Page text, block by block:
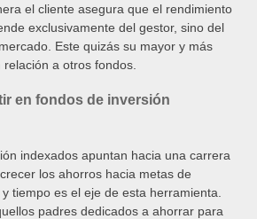
el cliente asegura que el rendimiento
exclusivamente del gestor, sino del
Este quizás su mayor y más
a otros fondos.
en fondos de inversión
indexados apuntan hacia una carrera
los ahorros hacia metas de
tiempo es el eje de esta herramienta.
padres dedicados a ahorrar para